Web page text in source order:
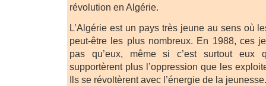
révolution en Algérie.
L’Algérie est un pays très jeune au sens où
peut-être les plus nombreux. En 1988, ces
pas qu’eux, même si c’est surtout eux
supportèrent plus l’oppression que les
Ils se révoltèrent avec l’énergie de la